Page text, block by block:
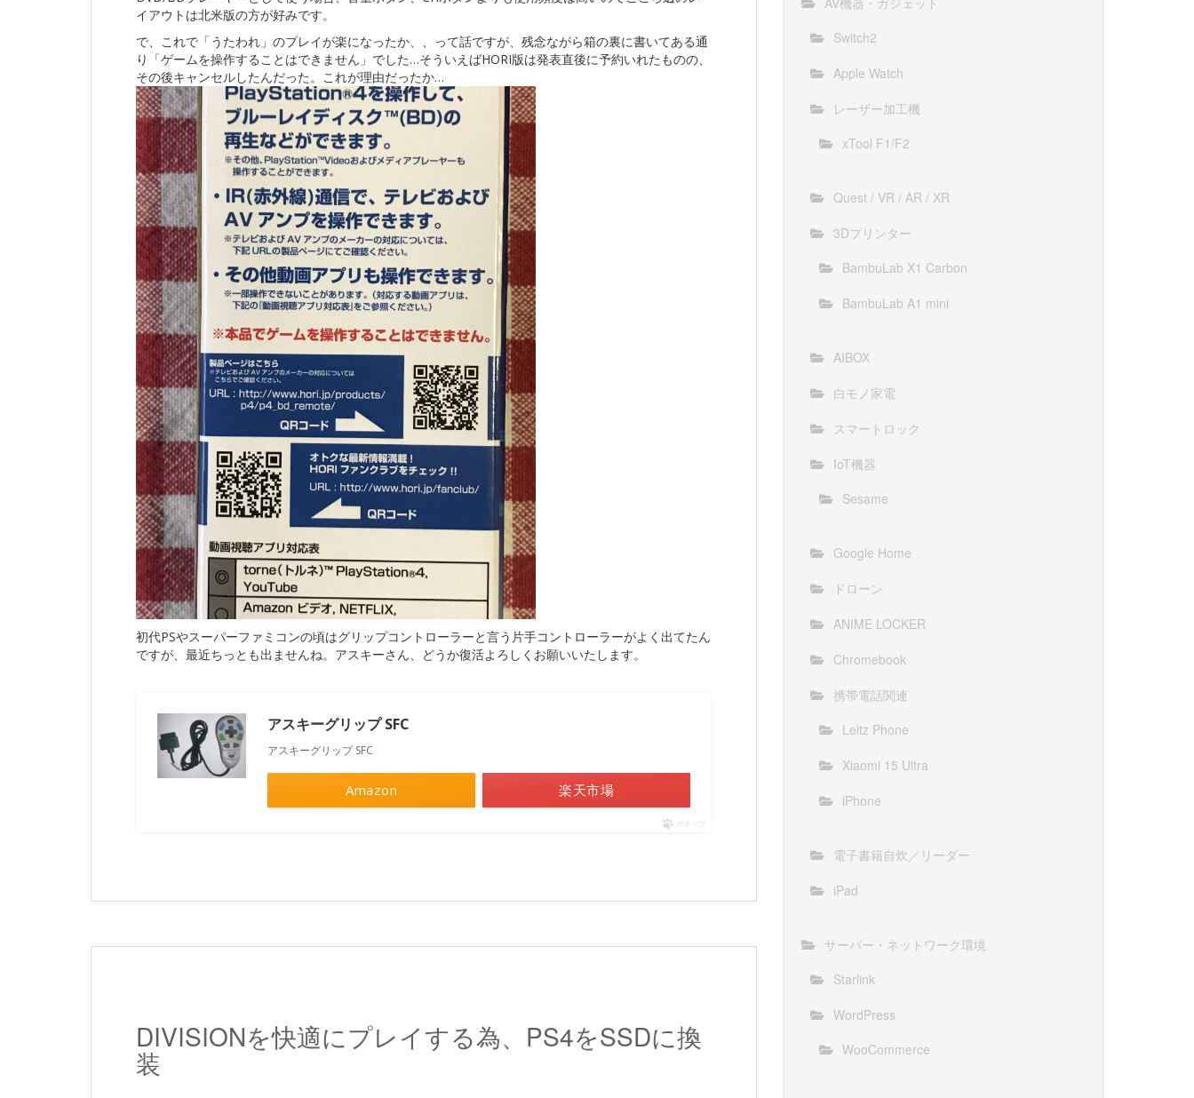
イアウトは北米版の方が好みです。
で、これで「うたわれ」のプレイが楽になったか、、って話ですが、残念ながら箱の裏に書いてある通
り「ゲームを操作することはできません」でした…そういえばHORI版は発表直後に予約いれたものの、
その後キャンセルしたんだった。これが理由だったか…
初代PSやスーパーファミコンの頃はグリップコントローラーと言う片手コントローラーがよく出てたん
ですが、最近ちっとも出ませんね。アスキーさん、どうか復活よろしくお願いいたします。
アスキーグリップ SFC
アスキーグリップ SFC
Amazon 楽天市場
ポチップ
DIVISIONを快適にプレイする為、PS4をSSDに換
装
Switch2
Apple Watch
レーザー加工機
xTool F1/F2
Quest / VR / AR / XR
3Dプリンター
BambuLab X1 Carbon
BambuLab A1 mini
AIBOX
白モノ家電
スマートロック
IoT機器
Sesame
Google Home
ドローン
ANIME LOCKER
Chromebook
携帯電話関連
Leitz Phone
Xiaomi 15 Ultra
iPhone
電子書籍自炊／リーダー
iPad
サーバー・ネットワーク環境
Starlink
WordPress
WooCommerce